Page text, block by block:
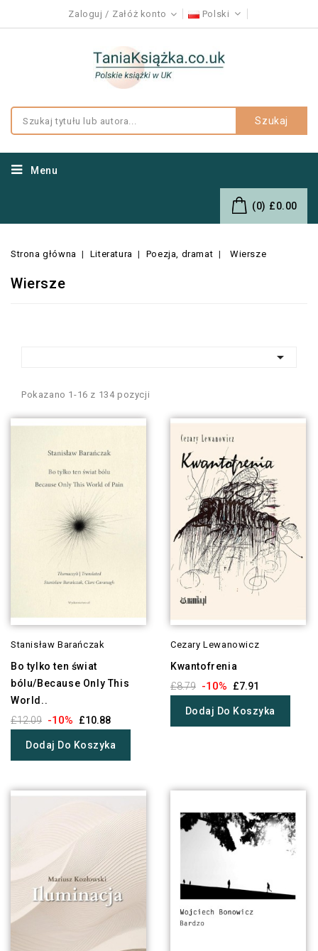
Zaloguj Załóż konto Polski
Szukaj
Menu
(0) £0.00
Strona główna Literatura Poezja, dramat Wiersze
Wiersze

Pokazano 1-16 z 134 pozycji
Stanisław Barańczak
Bo tylko ten świat
bólu/Because Only This
World..
£12.09 -10% £10.88
Dodaj Do Koszyka
Cezary Lewanowicz
Kwantofrenia
£8.79 -10% £7.91
Dodaj Do Koszyka